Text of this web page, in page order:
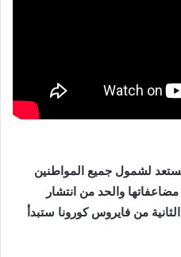
تستعد لشمول جميع المواطنين
مضاعفاتها والحد من انتشار
من فايروس كورونا ستبدأ